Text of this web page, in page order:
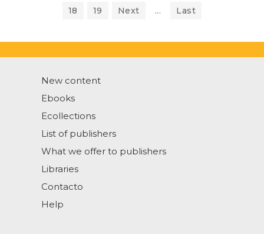
18 19 Next ... Last
New content
Ebooks
Ecollections
List of publishers
What we offer to publishers
Libraries
Contacto
Help